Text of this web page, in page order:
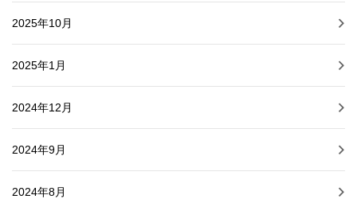
2025年10月
2025年1月
2024年12月
2024年9月
2024年8月